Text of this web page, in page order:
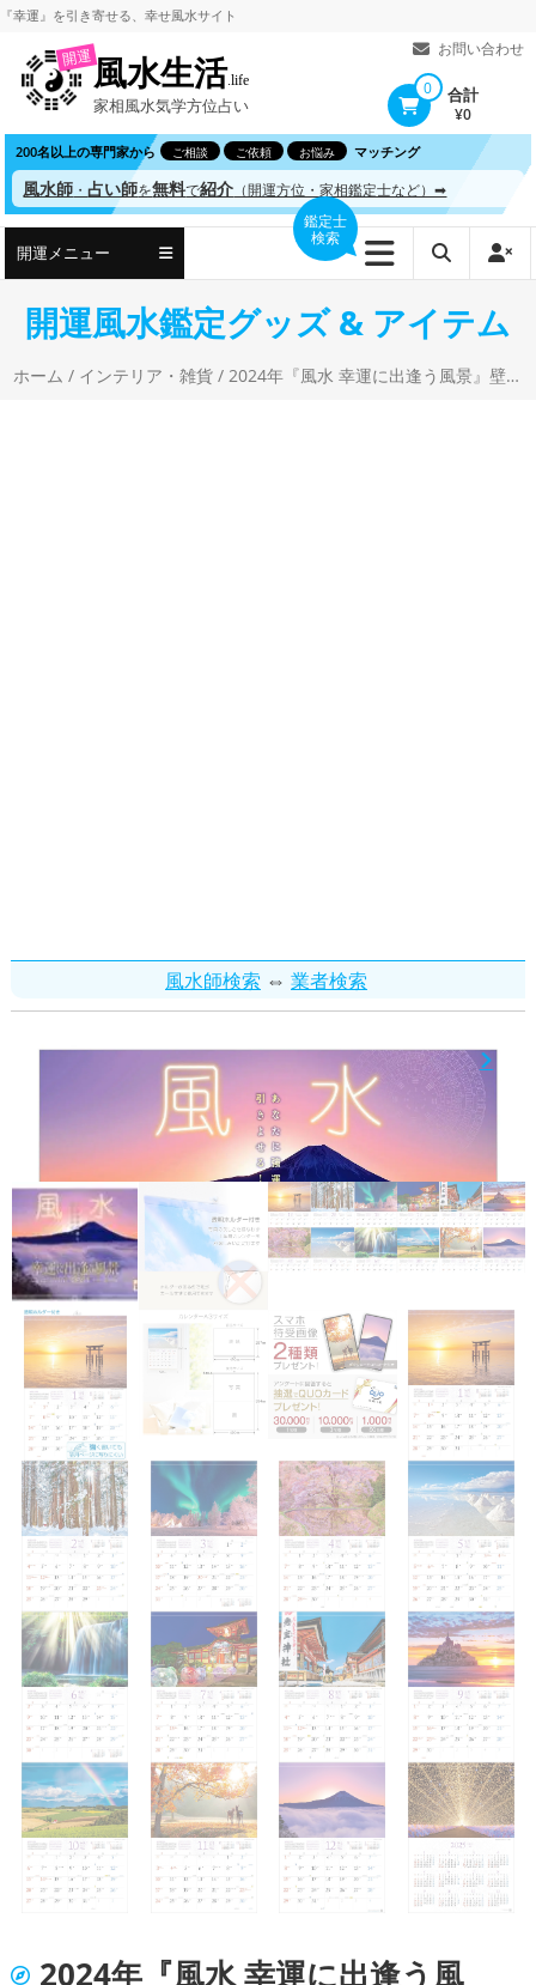
コ
ツ
へ
ス
ッ
を引き寄せる、幸せ風水サイト
お問い合わせ
開運風水生活.life
家相風水気学方位占い
0 合計
¥0
200名以上の専門家から ご相談 ご依頼 お悩み マッチング
風水師 ・占い師を無料で紹介 （開運方位・家相鑑定士など）➡
開運メニュー
鑑定士
検索
開運風水鑑定グッズ & アイテム
ホーム / インテリア・雑貨 / 2024年『風水 幸運に出逢う風景』壁掛けカレンダー 写真工房
風水師検索 ⇔ 業者検索
2024年『風水 幸運に出逢う風